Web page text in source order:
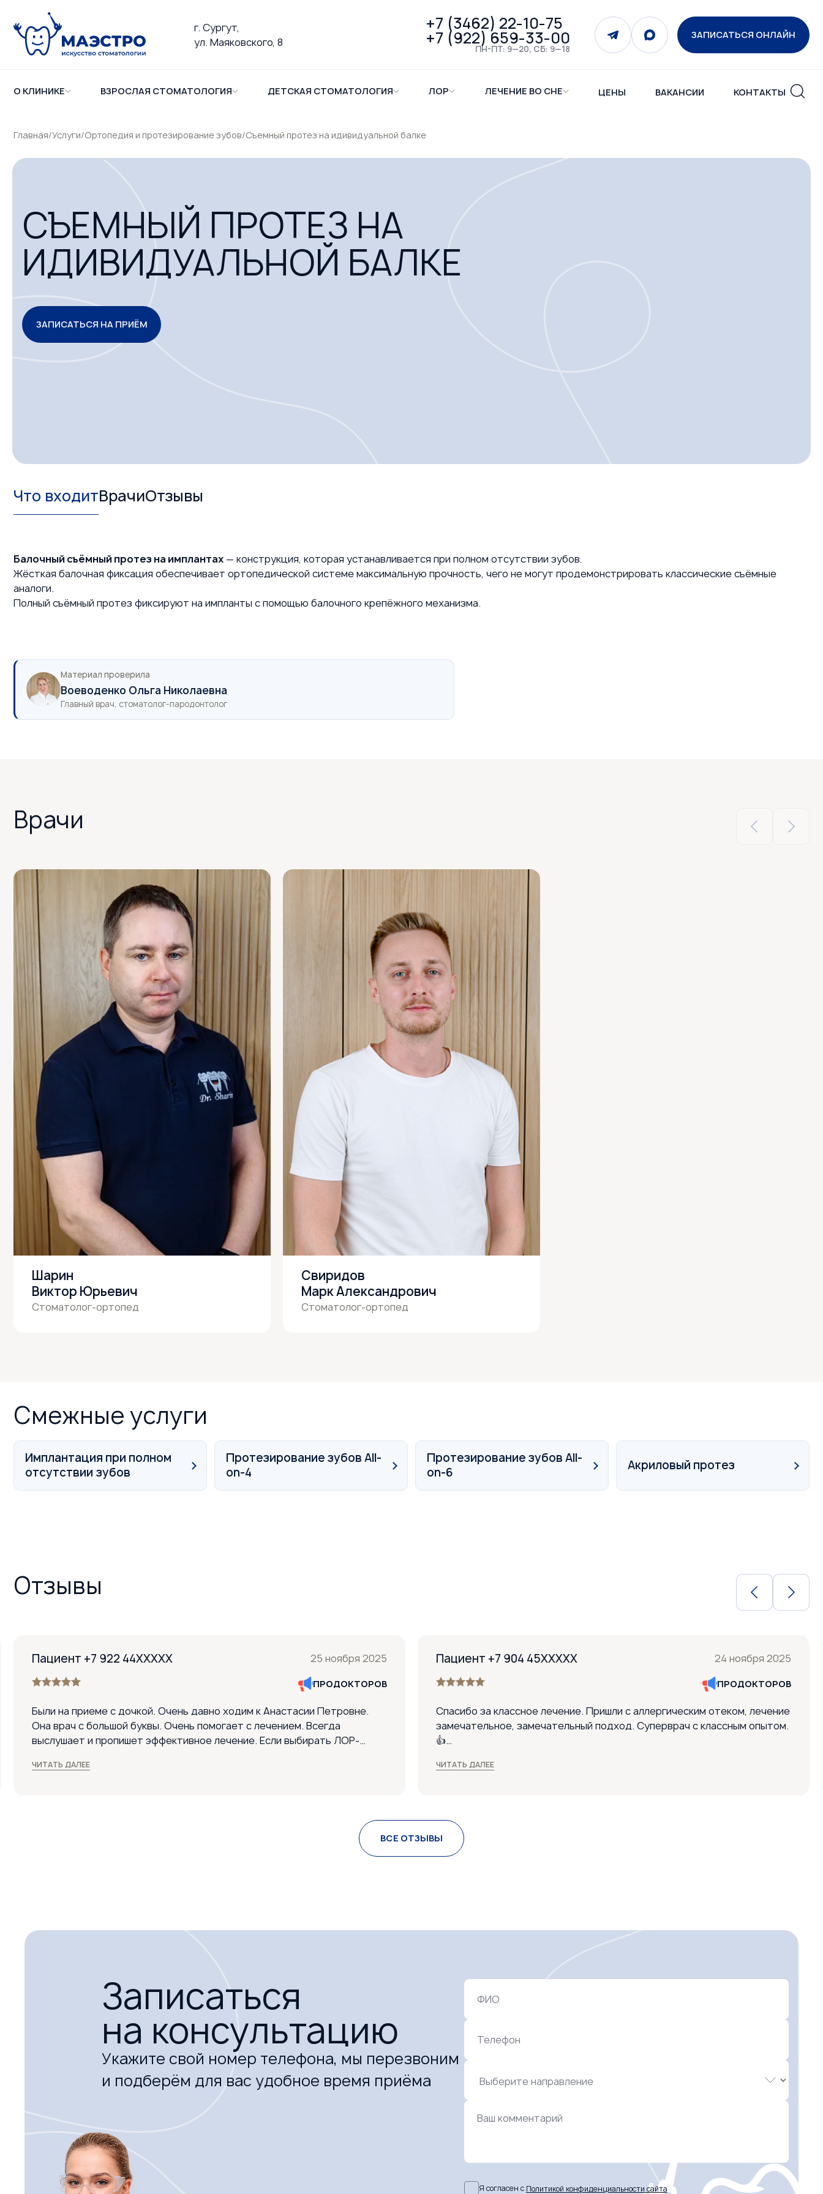
г. Сургут,
ул. Маяковского, 8
+7 (3462) 22-10-75
+7 (922) 659-33-00
ПН-ПТ: 9—20, СБ: 9—18
ЗАПИСАТЬСЯ ОНЛАЙН
О КЛИНИКЕ ВЗРОСЛАЯ СТОМАТОЛОГИЯ ДЕТСКАЯ СТОМАТОЛОГИЯ ЛОР ЛЕЧЕНИЕ ВО СНЕ ЦЕНЫ ВАКАНСИИ КОНТАКТЫ
Главная/Услуги/Ортопедия и протезирование зубов/Съемный протез на идивидуальной балке
СЪЕМНЫЙ ПРОТЕЗ НА
ИДИВИДУАЛЬНОЙ БАЛКЕ
ЗАПИСАТЬСЯ НА ПРИЁМ
Что входитВрачиОтзывы
Балочный съёмный протез на имплантах — конструкция, которая устанавливается при полном отсутствии зубов.
Жёсткая балочная фиксация обеспечивает ортопедической системе максимальную прочность, чего не могут продемонстрировать классические съёмные
аналоги.
Полный съёмный протез фиксируют на импланты с помощью балочного крепёжного механизма.
Материал проверила
Воеводенко Ольга Николаевна
Главный врач, стоматолог-пародонтолог
Врачи
Шарин
Виктор Юрьевич
Стоматолог-ортопед
Свиридов
Марк Александрович
Стоматолог-ортопед
Смежные услуги
Имплантация при полном
отсутствии зубов
Протезирование зубов All-
on-4
Протезирование зубов All-
on-6
Акриловый протез
Отзывы
Пациент +7 922 44XXXXX 25 ноября 2025
ПРОДОКТОРОВ
Были на приеме с дочкой. Очень давно ходим к Анастасии Петровне.
Она врач с большой буквы. Очень помогает с лечением. Всегда
выслушает и пропишет эффективное лечение. Если выбирать ЛОР-
нравится ходить на прием. Врач очень доходчиво объяснила, как
ЧИТАТЬ ДАЛЕЕ
Пациент +7 904 45XXXXX 24 ноября 2025
ПРОДОКТОРОВ
Спасибо за классное лечение. Пришли с аллергическим отеком, лечение
замечательное, замечательный подход. Суперврач с классным опытом.
👍
Понравилось:
ЧИТАТЬ ДАЛЕЕ
ВСЕ ОТЗЫВЫ
Записаться
на консультацию
Укажите свой номер телефона, мы перезвоним
и подберём для вас удобное время приёма
ФИО
Телефон
Ваш комментарий
Я согласен с Политикой конфиденциальности сайта